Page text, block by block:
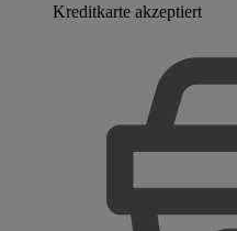
Kreditkarte akzeptiert